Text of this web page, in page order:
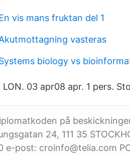
vis mans fruktan del 1
vasteras
biology vs
LON. 03 apr08 apr. 1 pers.
på
24, 111 35
e-post: croinfo@telia.com